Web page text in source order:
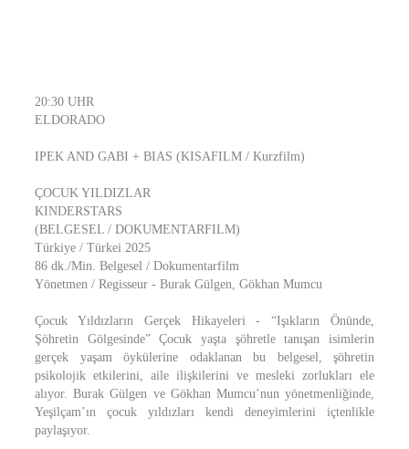
20:30 UHR
ELDORADO
IPEK AND GABI + BIAS (KISAFILM / Kurzfilm)
ÇOCUK YILDIZLAR
KINDERSTARS
(BELGESEL / DOKUMENTARFILM)
Türkiye / Türkei 2025
86 dk./Min. Belgesel / Dokumentarfilm
Yönetmen / Regisseur - Burak Gülgen, Gökhan Mumcu
Çocuk Yıldızların Gerçek Hikayeleri - “Işıkların Önünde,
Şöhretin Gölgesinde” Çocuk yaşta şöhretle tanışan isimlerin
gerçek yaşam öykülerine odaklanan bu belgesel, şöhretin
psikolojik etkilerini, aile ilişkilerini ve mesleki zorlukları ele
alıyor. Burak Gülgen ve Gökhan Mumcu’nun yönetmenliğinde,
Yeşilçam’ın çocuk yıldızları kendi deneyimlerini içtenlikle
paylaşıyor.